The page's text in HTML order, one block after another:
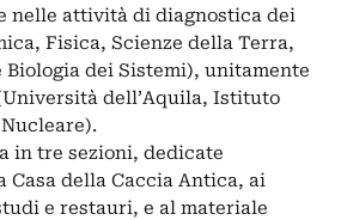
nelle attività di diagnostica dei
Fisica, Scienze della Terra,
Biologia dei Sistemi), unitamente
dell’Aquila, Istituto
in tre sezioni, dedicate
della Caccia Antica, ai
e restauri, e al materiale